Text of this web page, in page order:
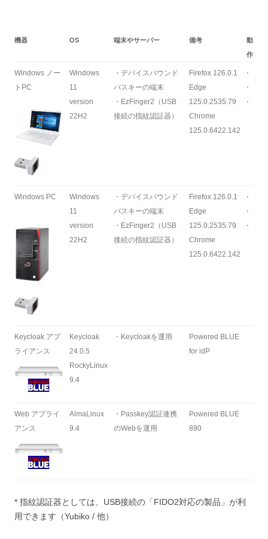
機器 OS 端末やサーバー 備考
動
作
Windows ノー
トPC
Windows
11
version
22H2
・デバイスバウンド
パスキーの端末
・EzFinger2（USB
接続の指紋認証器）
Firefox 126.0.1
Edge
125.0.2535.79
Chrome
125.0.6422.142
Windows PC
Windows
11
version
22H2
・デバイスバウンド
パスキーの端末
・EzFinger2（USB
接続の指紋認証器）
Firefox 126.0.1
Edge
125.0.2535.79
Chrome
125.0.6422.142
Keycloak アプ
ライアンス
Keycloak
24.0.5
RockyLinux
9.4
・Keycloakを運用
Powered BLUE
for idP
Web アプライ
アンス
AlmaLinux
9.4
・Passkey認証連携
のWebを運用
Powered BLUE
890
* 指紋認証器としては、USB接続の「FIDO2対応の製品」が利
用できます（Yubiko / 他）